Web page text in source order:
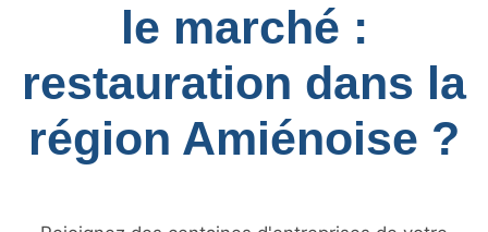
le marché :
restauration dans la
région Amiénoise ?